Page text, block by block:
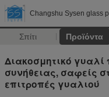
Changshu Sysen glass
Σπίτι Προϊόντα
Διακοσμητικό
συνήθειας, σαφείς
επιτροπές γυαλιού